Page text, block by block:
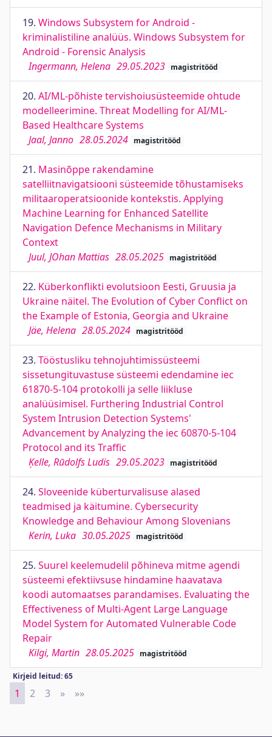
19. Windows Subsystem for Android -
kriminalistiline analüüs. Windows Subsystem for
Android - Forensic Analysis
Ingermann, Helena 29.05.2023 magistritööd
20. AI/ML-põhiste tervishoiusüsteemide ohtude
modelleerimine. Threat Modelling for AI/ML-
Based Healthcare Systems
Jaal, Janno 28.05.2024 magistritööd
21. Masinõppe rakendamine
satelliitnavigatsiooni süsteemide tõhustamiseks
militaaroperatsioonide kontekstis. Applying
Machine Learning for Enhanced Satellite
Navigation Defence Mechanisms in Military
Context
Juul, JOhan Mattias 28.05.2025 magistritööd
22. Küberkonflikti evolutsioon Eesti, Gruusia ja
Ukraine näitel. The Evolution of Cyber Conflict on
the Example of Estonia, Georgia and Ukraine
Jäe, Helena 28.05.2024 magistritööd
23. Tööstusliku tehnojuhtimissüsteemi
sissetungituvastuse süsteemi edendamine iec
61870-5-104 protokolli ja selle liikluse
analüüsimisel. Furthering Industrial Control
System Intrusion Detection Systems'
Advancement by Analyzing the iec 60870-5-104
Protocol and its Traffic
Ķelle, Rūdolfs Ludis 29.05.2023 magistritööd
24. Sloveenide küberturvalisuse alased
teadmised ja käitumine. Cybersecurity
Knowledge and Behaviour Among Slovenians
Kerin, Luka 30.05.2025 magistritööd
25. Suurel keelemudelil põhineva mitme agendi
süsteemi efektiivsuse hindamine haavatava
koodi automaatses parandamises. Evaluating the
Effectiveness of Multi-Agent Large Language
Model System for Automated Vulnerable Code
Repair
Kilgi, Martin 28.05.2025 magistritööd
Kirjeid leitud: 65
1 2 3 » Next
»»